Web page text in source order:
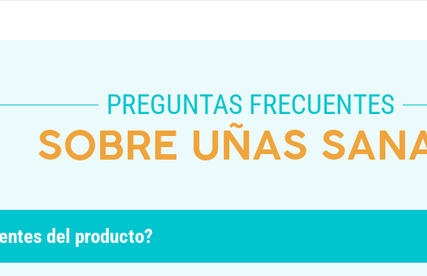
PREGUNTAS FRECUENTES
SOBRE UÑAS
del producto?